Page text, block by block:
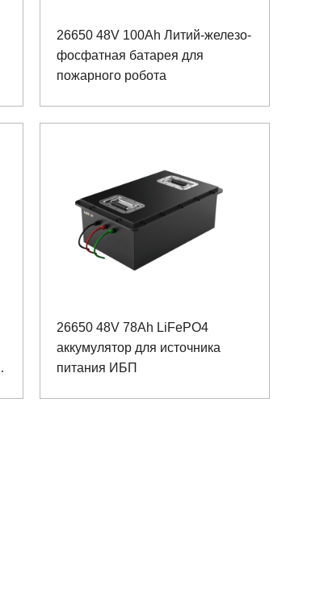
26650 48V 100Ah Литий-железо-
фосфатная батарея для
пожарного робота
26650 48V 78Ah LiFePO4
аккумулятор для источника
питания ИБП